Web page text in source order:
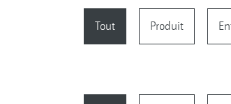
Tout Produit